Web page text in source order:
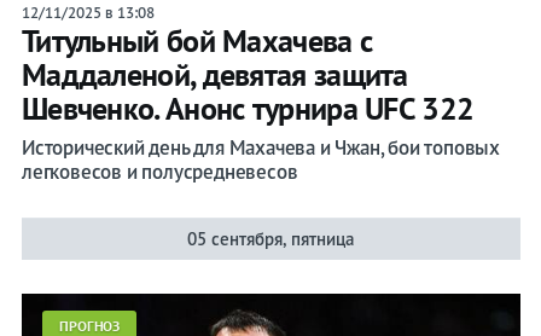
12/11/2025 в 13:08
Титульный бой Махачева с
Маддаленой, девятая защита
Шевченко. Анонс турнира UFC 322
Исторический день для Махачева и Чжан, бои топовых
легковесов и полусредневесов
05 сентября, пятница
ПРОГНОЗ